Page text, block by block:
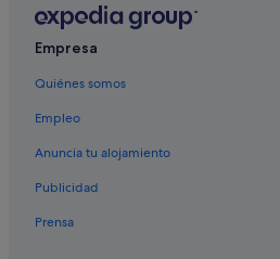
Hoteles de 5 estrellas en Papeete
Faaa hoteles
Hoteles en la playa en Papeete
Mahina hoteles
Papeete hoteles
Hoteles con piscina en Papeete
Pensiones en Papeete
Empresa
Quiénes somos
Empleo
Anuncia tu alojamiento
Publicidad
Prensa